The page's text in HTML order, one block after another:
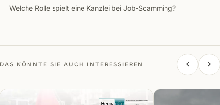
Welche Rolle spielt eine Kanzlei bei Job-Scamming?
DAS KÖNNTE SIE AUCH INTERESSIEREN